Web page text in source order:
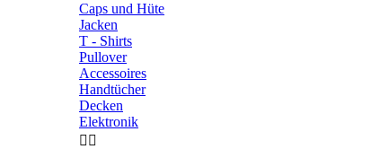
Caps und Hüte
Jacken
T - Shirts
Pullover
Accessoires
Handtücher
Decken
Elektronik
 